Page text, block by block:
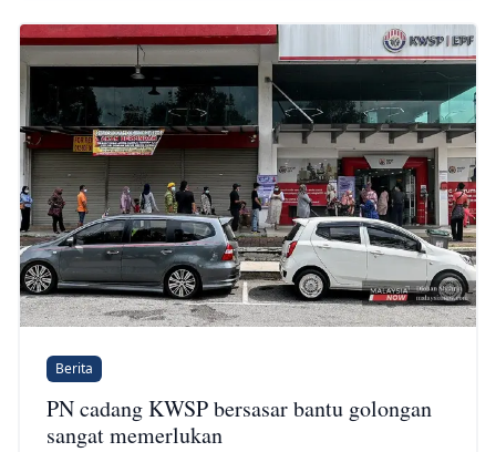
Berita
PN cadang KWSP bersasar bantu golongan
sangat memerlukan